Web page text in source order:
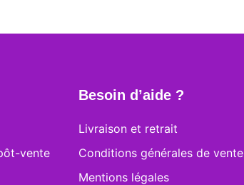
vente
Besoin d’aide ?
Livraison et retrait
Conditions générales de vente
Mentions légales